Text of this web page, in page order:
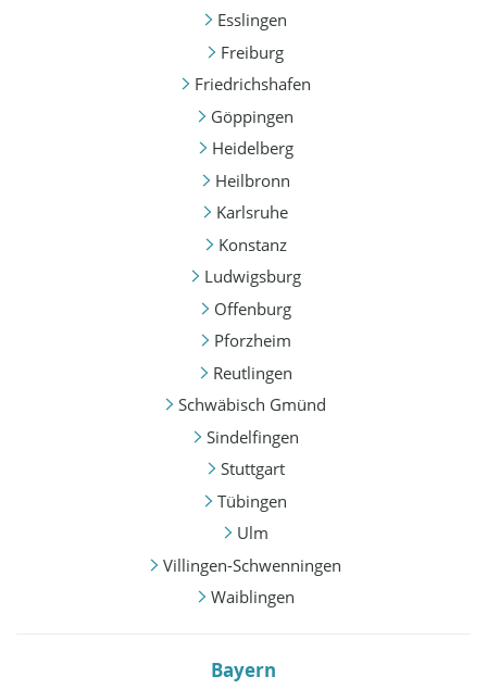
Esslingen
Freiburg
Friedrichshafen
Göppingen
Heidelberg
Heilbronn
Karlsruhe
Konstanz
Ludwigsburg
Offenburg
Pforzheim
Reutlingen
Schwäbisch Gmünd
Sindelfingen
Stuttgart
Tübingen
Ulm
Villingen-Schwenningen
Waiblingen
Bayern